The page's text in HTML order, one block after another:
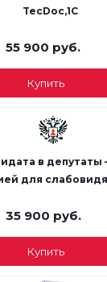
TecDoc,1С
55 900 руб.
Купить
в депутаты
для
35 900 руб.
Купить